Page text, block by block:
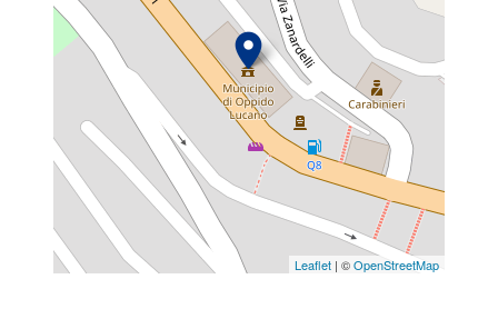
Leaflet | ©OpenStreetMap